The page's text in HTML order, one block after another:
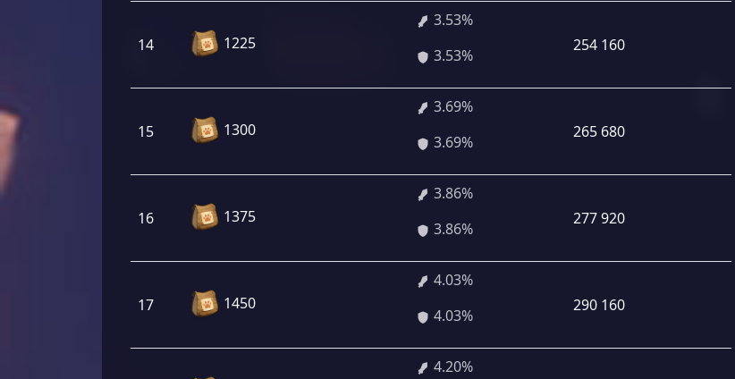
14 1225
3.53%
3.53%
254 160
15 1300
3.69%
3.69%
265 680
16 1375
3.86%
3.86%
277 920
17 1450
4.03%
4.03%
290 160
4.20%